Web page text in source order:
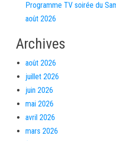
Programme TV soirée du
août 2026
Archives
août 2026
juillet 2026
juin 2026
mai 2026
avril 2026
mars 2026